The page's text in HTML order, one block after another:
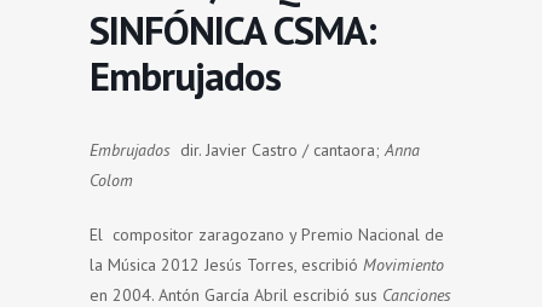
SINFÓNICA CSMA:
Embrujados
Embrujados dir. Javier Castro / cantaora;Anna
Colom
El compositor zaragozano y Premio Nacional de
la Música 2012 Jesús Torres, escribió Movimiento
en 2004. Antón García Abril escribió sus Canciones